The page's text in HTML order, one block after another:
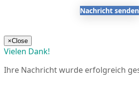
Nachricht senden
×Close
Vielen Dank!
Ihre Nachricht wurde erfolgreich